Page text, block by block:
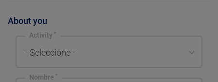
About you
Activity
- Seleccione -
Nombre